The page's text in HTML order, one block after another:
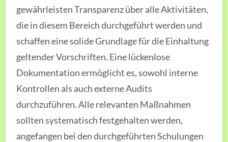
gewährleisten Transparenz über alle Aktivitäten,
die in diesem Bereich durchgeführt werden und
schaffen eine solide Grundlage für die Einhaltung
geltender Vorschriften. Eine lückenlose
Dokumentation ermöglicht es, sowohl interne
Kontrollen als auch externe Audits
durchzuführen. Alle relevanten Maßnahmen
sollten systematisch festgehalten werden,
angefangen bei den durchgeführten Schulungen